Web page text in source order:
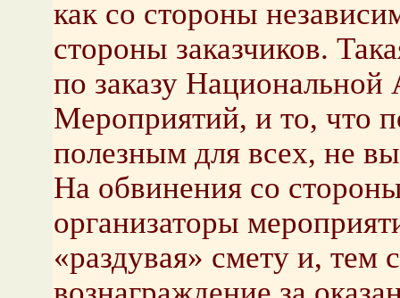
как со стороны
стороны заказчиков.
по заказу
Мероприятий, и то, что
полезным для всех, не
На обвинения со
организаторы
«раздувая» смету и,